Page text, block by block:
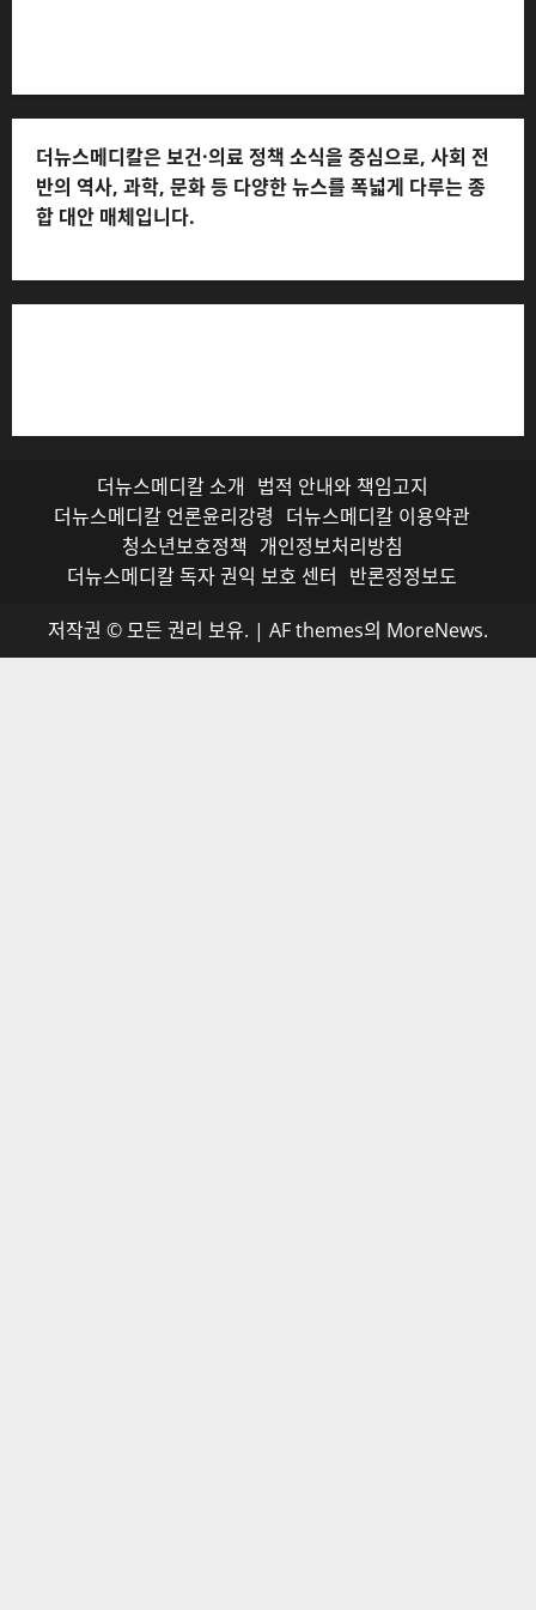
더뉴스메디칼은 보건·의료 정책 소식을 중심으로, 사회 전
반의 역사, 과학, 문화 등 다양한 뉴스를 폭넓게 다루는 종
합 대안 매체입니다.
더뉴스메디칼 소개 법적 안내와 책임고지
더뉴스메디칼 언론윤리강령 더뉴스메디칼 이용약관
청소년보호정책 개인정보처리방침
더뉴스메디칼 독자 권익 보호 센터 반론정정보도
저작권 © 모든 권리 보유. | AF themes의 MoreNews.